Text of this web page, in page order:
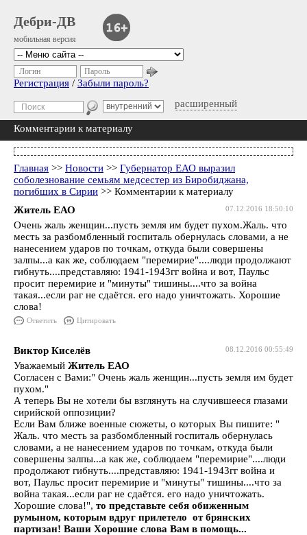
Дебри-ДВ
мобильная версия
расширенный
Логин Пароль
Регистрация / Забыли пароль?
Комментарии к материалу
Главная >> Новости >> Губернатор ЕАО выразил
соболезнование семьям медсестер из Биробиджана,
погибших в Сирии >> Комментарии к материалу
07.12.2016 18:50:10
Житель ЕАО
Очень жаль женщин...пусть земля им будет пухом.Жаль. что
месть за разбомбленный госпиталь обернулась словами, а не
нанесением ударов по точкам, откуда были совершены
залпы...а как же, соблюдаем "перемирие"....люди продолжают
гибнуть....представляю: 1941-1943гг война и вот, Паульс
просит перемирие и "минуты" тишины....что за война
такая...если раг не сдаётся. его надо уничтожать. Хорошие
слова!
Ответить Цитировать
08.12.2016 00:55:49
Виктор Киселёв
Уважаемый Житель ЕАО
Согласен с Вами:" Очень жаль женщин...пусть земля им будет
пухом."
А теперь Вы не хотели бы взглянуть на случившееся глазами
сирийской оппозиции?
Если Вам ближе военные сюжеты, о которых Вы пишите: "
Жаль. что месть за разбомбленный госпиталь обернулась
словами, а не нанесением ударов по точкам, откуда были
совершены залпы...а как же, соблюдаем "перемирие"....люди
продолжают гибнуть....представляю: 1941-1943гг война и
вот, Паульс просит перемирие и "минуты" тишины....что за
война такая...если раг не сдаётся. его надо уничтожать.
Хорошие слова!", то представьте себя обиженным
румыном, которым вдруг прилетело от брянских
партизан! Ваши Хорошие слова Вам в помощь...